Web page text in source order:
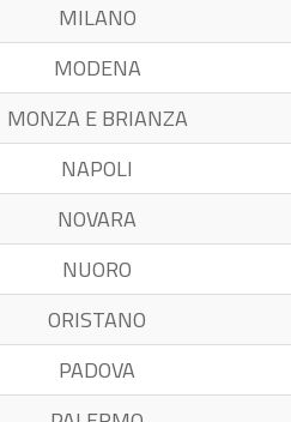
MILANO
MODENA
MONZA E BRIANZA
NAPOLI
NOVARA
NUORO
ORISTANO
PADOVA